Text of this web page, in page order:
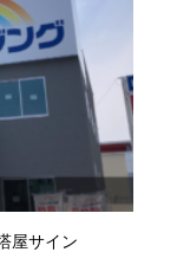
屋サイン